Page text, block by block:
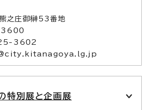
之庄御榊53番地
3600
25-3602
特別展と企画展